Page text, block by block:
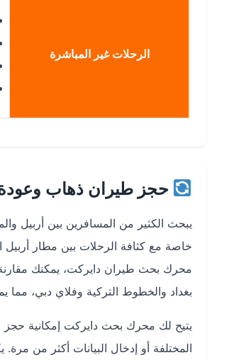
الرحلات غير المباشرة
حجز طيران ذهاب وعودة
يبحث الكثير من المسافرين بين أربيل
محرك بحث طيران دايركت، يمكنك
بغداد والخطوط التركية وفلاي دبي، مما
يتيح لك محرك بحث دايركت إمكانية حجز
المختلفة أو إدخال البيانات أكثر من